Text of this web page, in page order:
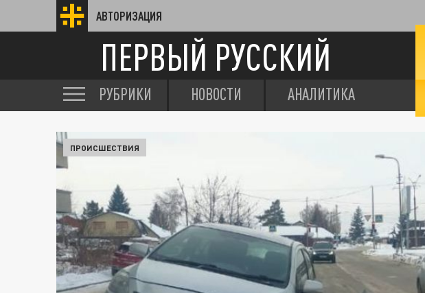
АВТОРИЗАЦИЯ
ПЕРВЫЙ РУССКИЙ
РУБРИКИ НОВОСТИ АНАЛИТИКА
ПРОИСШЕСТВИЯ